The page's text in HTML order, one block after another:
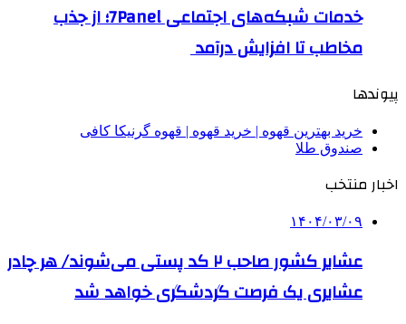
خدمات شبکه‌های اجتماعی 7Panel؛ از جذب
مخاطب تا افزایش درآمد
پیوندها
خرید بهترین قهوه | خرید قهوه | قهوه گرنیکا کافی
صندوق طلا
اخبار منتخب
۱۴۰۴/۰۳/۰۹
عشایر کشور صاحب ۲ کد پستی می‌شوند/ هر چادر
عشایری یک فرصت گردشگری خواهد شد